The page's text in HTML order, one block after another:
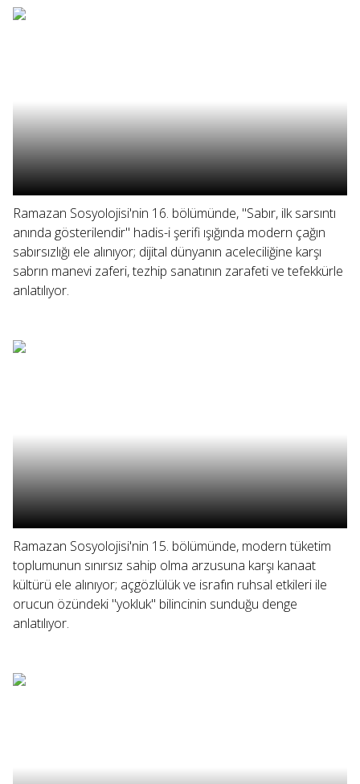
Ramazan Sosyolojisi'nin 16. bölümünde, "Sabır, ilk sarsıntı
anında gösterilendir" hadis-i şerifi ışığında modern çağın
sabırsızlığı ele alınıyor; dijital dünyanın aceleciliğine karşı
sabrın manevi zaferi, tezhip sanatının zarafeti ve tefekkürle
anlatılıyor.
Ramazan Sosyolojisi'nin 15. bölümünde, modern tüketim
toplumunun sınırsız sahip olma arzusuna karşı kanaat
kültürü ele alınıyor; açgözlülük ve israfın ruhsal etkileri ile
orucun özündeki "yokluk" bilincinin sunduğu denge
anlatılıyor.